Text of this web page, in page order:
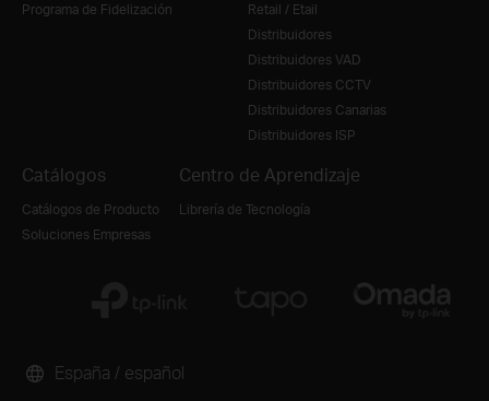
Programa de Fidelización
Retail / Etail
Distribuidores
Distribuidores VAD
Distribuidores CCTV
Distribuidores Canarias
Distribuidores ISP
Catálogos
Catálogos de Producto
Soluciones Empresas
Centro de Aprendizaje
Librería de Tecnología
España / español